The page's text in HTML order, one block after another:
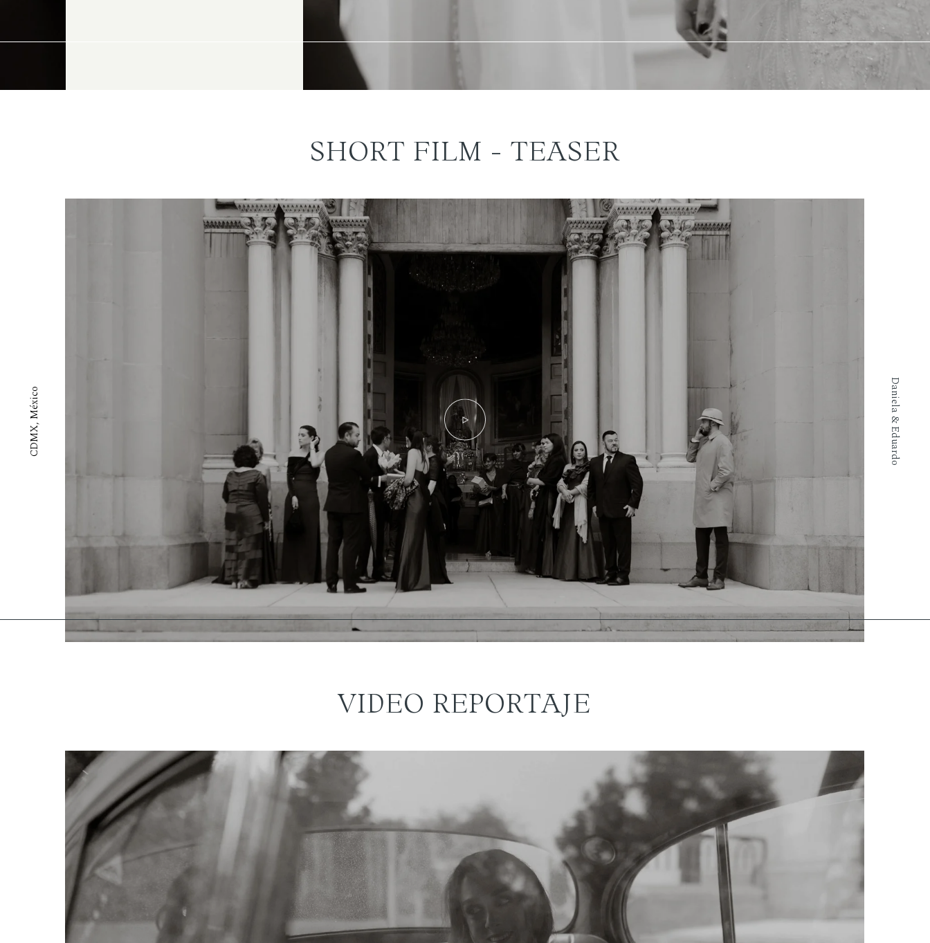
SHORT FILM - TEASER
Daniela & Eduardo
CDMX, México
VIDEO REPORTAJE